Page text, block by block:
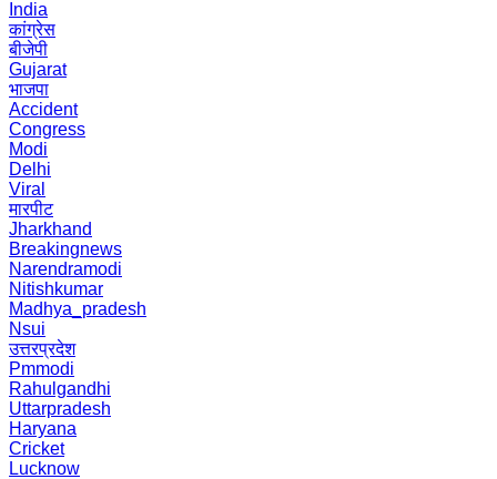
India
कांग्रेस
बीजेपी
Gujarat
भाजपा
Accident
Congress
Modi
Delhi
Viral
मारपीट
Jharkhand
Breakingnews
Narendramodi
Nitishkumar
Madhya_pradesh
Nsui
उत्तरप्रदेश
Pmmodi
Rahulgandhi
Uttarpradesh
Haryana
Cricket
Lucknow